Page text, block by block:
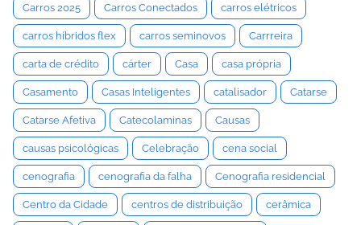
Carros 2025 Carros Conectados carros elétricos
carros híbridos flex carros seminovos Carrreira
carta de crédito cárter Casa casa própria
Casamento Casas Inteligentes catalisador Catarse
Catarse Afetiva Catecolaminas Causas
causas psicológicas Celebração cena social
cenografia cenografia da falha Cenografia residencial
Centro da Cidade centros de distribuição cerâmica